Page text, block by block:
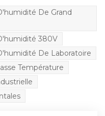
De Grand
380V
De Laboratoire
Température